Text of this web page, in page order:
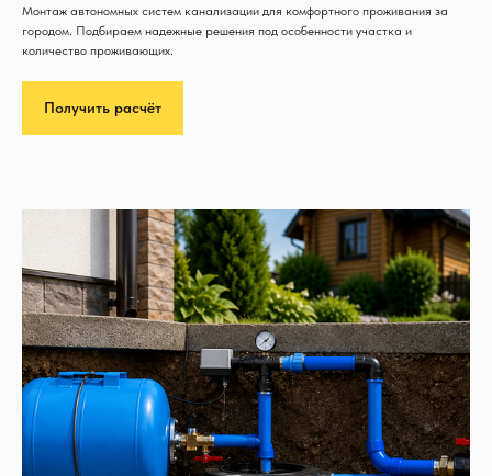
Монтаж автономных систем канализации для комфортного проживания за
городом. Подбираем надежные решения под особенности участка и
количество проживающих.
Получить расчёт